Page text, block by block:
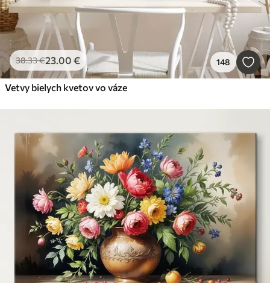
38.33€23.00 € 148
Vetvy bielych kvetov vo váze